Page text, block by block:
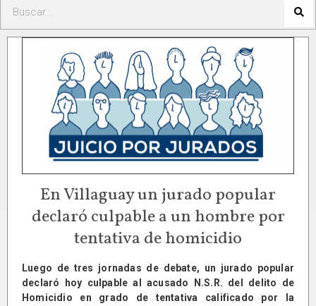
En Villaguay un jurado popular
declaró culpable a un hombre por
tentativa de homicidio
Luego de tres jornadas de debate, un jurado popular
declaró hoy culpable al acusado N.S.R. del delito de
Homicidio en grado de tentativa calificado por la